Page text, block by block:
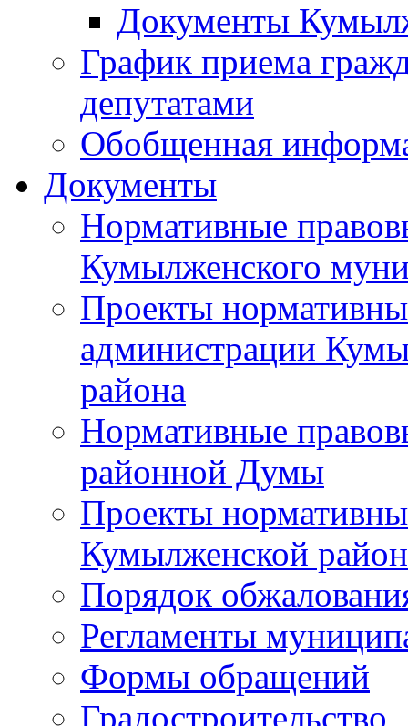
Документы
График приема
депутатами
Обобщенная
Документы
Нормативные
Кумылженского
Проекты
администрации
района
Нормативные
районной Думы
Проекты
Кумылженской
Порядок
Регламенты
Формы обращений
Градостроительство